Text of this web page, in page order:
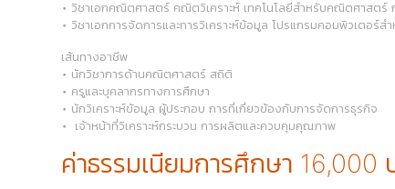
• วิชาเอกคณิตศาสตร์ คณิตวิเคราะห์ เทคโนโลยีสำหรับคณิตศาสตร์
• วิชาเอกการจัดการและการวิเคราะห์ข้อมูล โปรแกรมคอมพิวเตอ
เส้นทางอาชีพ
• นักวิชาการด้านคณิตศาสตร์ สถิติ
• ครูและบุคลากรทางการศึกษา
• นักวิเคราะห์ข้อมูล ผู้ประกอบ การที่เกี่ยวข้องกับการจัดการธุรกิจ
• เจ้าหน้าที่วิเคราะห์กระบวน การผลิตและควบคุมคุณภาพ
ค่าธรรมเนียมการศึกษา 16,000